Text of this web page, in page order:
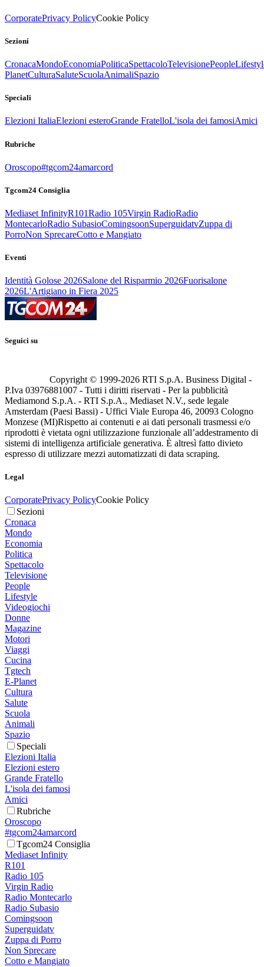
CorporatePrivacy PolicyCookie Policy
Sezioni
CronacaMondoEconomiaPoliticaSpettacoloTelevisionePeople
PlanetCulturaSaluteScuolaAnimaliSpazio
Speciali
Elezioni ItaliaElezioni esteroGrande FratelloL'isola dei famosiAmici
Rubriche
Oroscopo#tgcom24amarcord
Tgcom24 Consiglia
Mediaset InfinityR101Radio 105Virgin RadioRadio
MontecarloRadio SubasioComingsoonSuperguidatvZuppa di
PorroNon SprecareCotto e Mangiato
Eventi
Identità Golose 2026Salone del Risparmio 2026Fuorisalone
2026L'Artigiano in Fiera 2025
Seguici su
Copyright © 1999-2026 RTI S.p.A. Business Digital -
P.Iva 03976881007 - Tutti i diritti riservati - Per la pubblicità
Mediamond S.p.A. - RTI S.p.A., Mediaset N.V., sede legale
Amsterdam (Paesi Bassi) - Uffici Viale Europa 46, 20093 Cologno
Monzese (MI)Rispetto ai contenuti e ai dati personali trasmessi e/o
riprodotti è vietata ogni utilizzazione funzionale all’addestramento di
sistemi di intelligenza artificiale generativa. È altresì fatto divieto
espresso di utilizzare mezzi automatizzati di data scraping.
Legal
CorporatePrivacy PolicyCookie Policy
Sezioni
Cronaca
Mondo
Economia
Politica
Spettacolo
Televisione
People
Lifestyle
Videogiochi
Donne
Magazine
Motori
Viaggi
Cucina
Tgtech
E-Planet
Cultura
Salute
Scuola
Animali
Spazio
Speciali
Elezioni Italia
Elezioni estero
Grande Fratello
L'isola dei famosi
Amici
Rubriche
Oroscopo
#tgcom24amarcord
Tgcom24 Consiglia
Mediaset Infinity
R101
Radio 105
Virgin Radio
Radio Montecarlo
Radio Subasio
Comingsoon
Superguidatv
Zuppa di Porro
Non Sprecare
Cotto e Mangiato